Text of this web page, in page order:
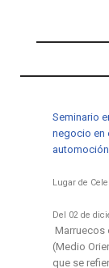
Seminario
negocio en
Lugar de
Del 02 de
Marruecos
(Medio
que se